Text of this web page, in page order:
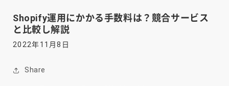
Shopify運用にかかる手数料は？競合サービス
と比較し解説
2022年11月8日
Share